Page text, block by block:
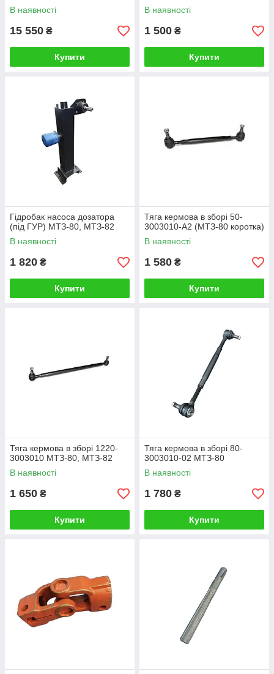
В наявності
15 550 ₴
Купити
В наявності
1 500 ₴
Купити
Гідробак насоса дозатора
(під ГУР) МТЗ-80, МТЗ-82
В наявності
1 820 ₴
Купити
Тяга кермова в зборі 50-
3003010-А2 (МТЗ-80 коротка)
В наявності
1 580 ₴
Купити
Тяга кермова в зборі 1220-
3003010 МТЗ-80, МТЗ-82
В наявності
1 650 ₴
Купити
Тяга кермова в зборі 80-
3003010-02 МТЗ-80
В наявності
1 780 ₴
Купити